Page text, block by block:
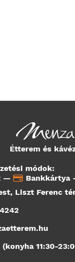
Étterem és
módok:
—
Liszt Ferenc
(konyha 11:30-